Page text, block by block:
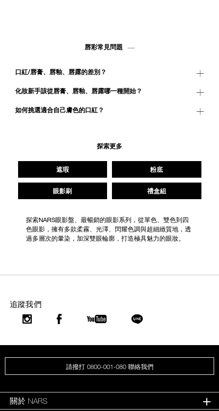
唇彩常見問題
口紅/唇膏、唇釉、唇露的差別？
化妝新手該從唇膏、唇釉、唇露哪一種開始？
如何挑選適合自己膚色的口紅？
探索更多
遮瑕 粉底
眼影刷 禮盒組
探索NARS眼影盤、最暢銷的眼影系列，從單色、雙色到四
色眼影，擁有多款柔霧、光澤、閃耀色調與超細緻質地，透
過多層次的暈染，加深雙眼輪廓，打造極具魅力的眼妝。
追蹤我們
請撥打 0800-001-080 聯絡我們
關於 NARS